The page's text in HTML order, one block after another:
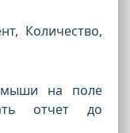
Количество,
мыши на поле
отчет до